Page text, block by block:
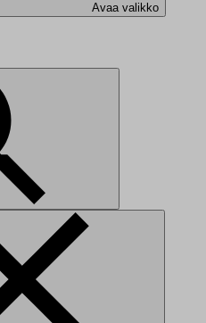
Avaa valikko